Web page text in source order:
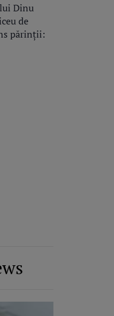
Dinu
de
părinții: